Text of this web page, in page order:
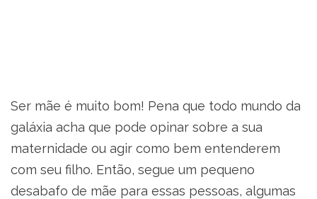
Ser mãe é muito bom! Pena que todo mundo da
galáxia acha que pode opinar sobre a sua
maternidade ou agir como bem entenderem
com seu filho. Então, segue um pequeno
desabafo de mãe para essas pessoas, algumas